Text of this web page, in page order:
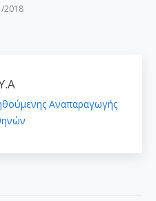
2018
Αναπαραγωγής